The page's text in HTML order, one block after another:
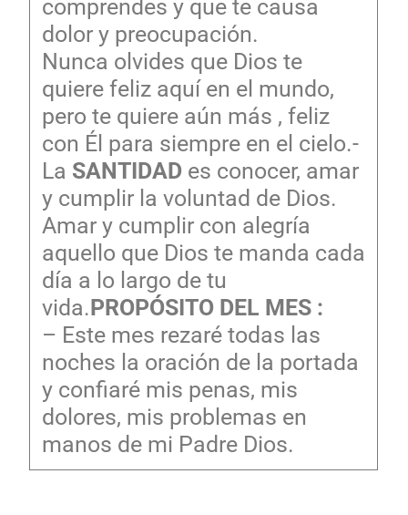
comprendes y que te causa
dolor y preocupación.
Nunca olvides que Dios te
quiere feliz aquí en el mundo,
pero te quiere aún más , feliz
con Él para siempre en el cielo.-
La SANTIDAD es conocer, amar
y cumplir la voluntad de Dios.
Amar y cumplir con alegría
aquello que Dios te manda cada
día a lo largo de tu
vida.PROPÓSITO DEL MES :
– Este mes rezaré todas las
noches la oración de la portada
y confiaré mis penas, mis
dolores, mis problemas en
manos de mi Padre Dios.